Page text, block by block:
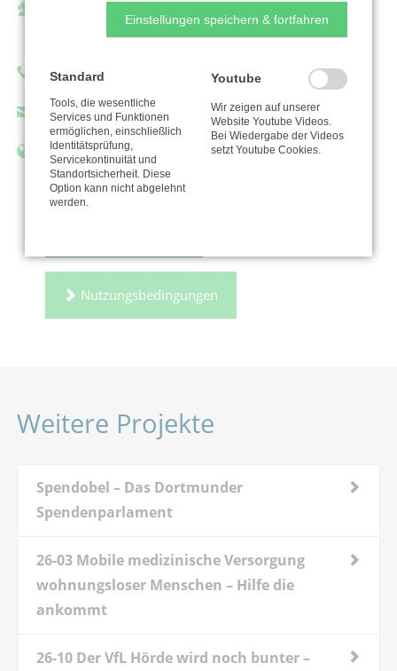
Ansprechpartner/in:
Heike Dahlheimer
Telefon: 0231 22962-365
spendobel@ekkdo.de
https://www.spendobel.de/projekte/
Nutzungsbedingungen
Weitere Projekte
Spendobel – Das Dortmunder
Spendenparlament
26-03 Mobile medizinische Versorgung
wohnungsloser Menschen – Hilfe die
ankommt
26-10 Der VfL Hörde wird noch bunter –
Einstellungen speichern & fortfahren
Standard
Tools, die wesentliche
Services und Funktionen
ermöglichen, einschließlich
Identitätsprüfung,
Servicekontinuität und
Standortsicherheit. Diese
Option kann nicht abgelehnt
werden.
Youtube
Wir zeigen auf unserer
Website Youtube Videos.
Bei Wiedergabe der Videos
setzt Youtube Cookies.